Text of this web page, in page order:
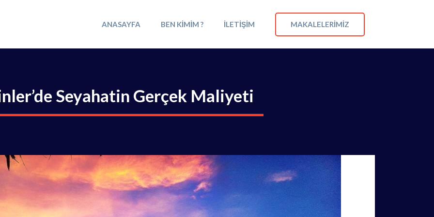
ANASAYFA BEN KIMIM ? İLETIŞIM MAKALELERIMIZ
Seyahatin Gerçek Maliyeti